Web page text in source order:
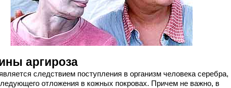
аргироза
следствием поступления в организм человека серебра,
отложения в кожных покровах. Причем не важно, в